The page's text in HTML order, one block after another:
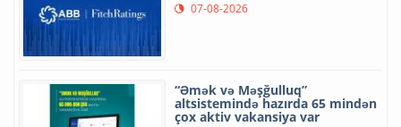
07-08-2026
“Əmək və Məşğulluq”
altsistemində hazırda 65 mindən
çox aktiv vakansiya var